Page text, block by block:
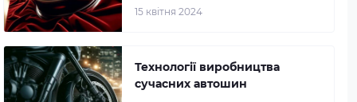
15 квітня 2024
Технології виробництва
сучасних автошин